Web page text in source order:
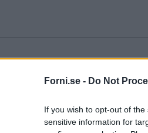
Forni.se - Do Not
If you wish to opt-out of
sensitive information for